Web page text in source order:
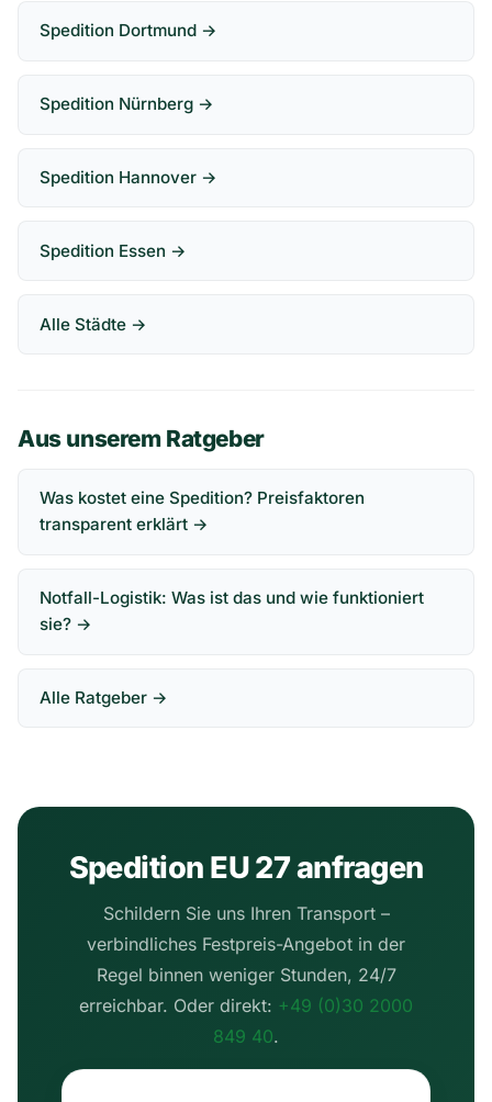
Spedition Dortmund →
Spedition Nürnberg →
Spedition Hannover →
Spedition Essen →
Alle Städte →
Aus unserem Ratgeber
Was kostet eine Spedition? Preisfaktoren
transparent erklärt →
Notfall-Logistik: Was ist das und wie funktioniert
sie? →
Alle Ratgeber →
Spedition EU 27 anfragen
Schildern Sie uns Ihren Transport –
verbindliches Festpreis-Angebot in der
Regel binnen weniger Stunden, 24/7
erreichbar. Oder direkt: +49 (0)30 2000
849 40.